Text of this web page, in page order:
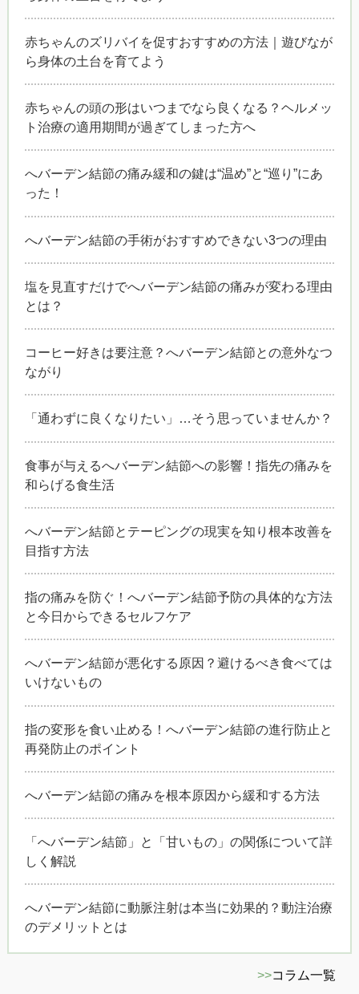
赤ちゃんのズリバイを促すおすすめの方法｜遊びなが
ら身体の土台を育てよう
赤ちゃんの頭の形はいつまでなら良くなる？ヘルメッ
ト治療の適用期間が過ぎてしまった方へ
へバーデン結節の痛み緩和の鍵は“温め”と“巡り”にあ
った！
へバーデン結節の手術がおすすめできない3つの理由
塩を見直すだけでへバーデン結節の痛みが変わる理由
とは？
コーヒー好きは要注意？へバーデン結節との意外なつ
ながり
「通わずに良くなりたい」…そう思っていませんか？
食事が与えるへバーデン結節への影響！指先の痛みを
和らげる食生活
へバーデン結節とテーピングの現実を知り根本改善を
目指す方法
指の痛みを防ぐ！へバーデン結節予防の具体的な方法
と今日からできるセルフケア
へバーデン結節が悪化する原因？避けるべき食べては
いけないもの
指の変形を食い止める！へバーデン結節の進行防止と
再発防止のポイント
へバーデン結節の痛みを根本原因から緩和する方法
「へバーデン結節」と「甘いもの」の関係について詳
しく解説
へバーデン結節に動脈注射は本当に効果的？動注治療
のデメリットとは
>>コラム一覧